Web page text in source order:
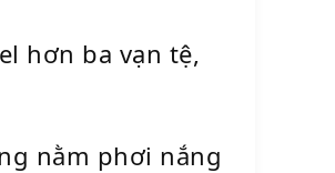
hơn ba vạn tệ,
nằm phơi nắng